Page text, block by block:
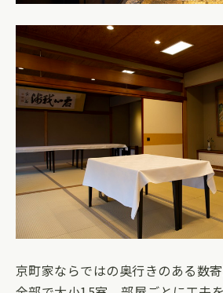
京町家ならではの奥行きのある数